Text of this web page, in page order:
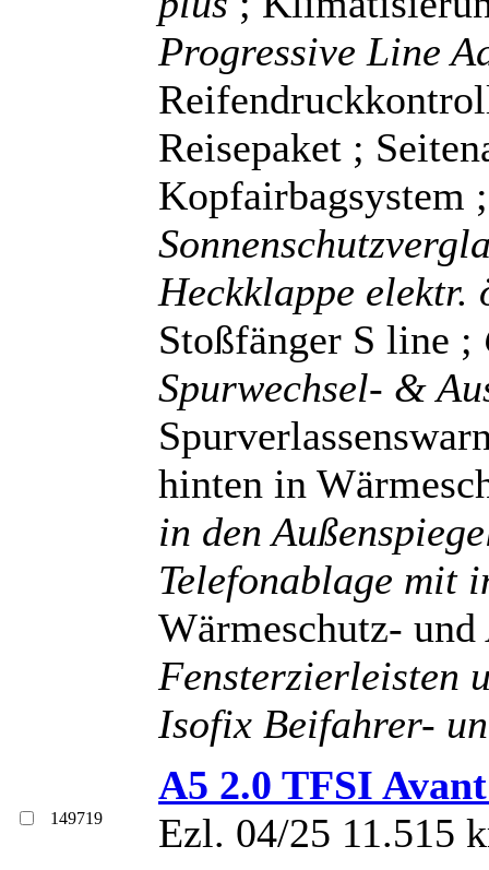
Progressive Line
Reisepaket ;
Kopfairbagsystem
Heckklappe
Stoßfänger S line ;
Spurwechsel- &
hinten in
in den
Telefonablage mit
Wärmeschutz-
Fensterzierleisten
Isofix Beifahrer-
149719
A5 2.0 TFSI
Ezl. 04/25 11.515